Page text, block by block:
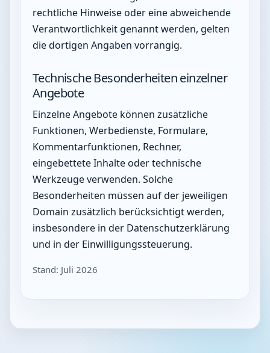
rechtliche Hinweise oder eine abweichende
Verantwortlichkeit genannt werden, gelten
die dortigen Angaben vorrangig.
Technische Besonderheiten einzelner
Angebote
Einzelne Angebote können zusätzliche
Funktionen, Werbedienste, Formulare,
Kommentarfunktionen, Rechner,
eingebettete Inhalte oder technische
Werkzeuge verwenden. Solche
Besonderheiten müssen auf der jeweiligen
Domain zusätzlich berücksichtigt werden,
insbesondere in der Datenschutzerklärung
und in der Einwilligungssteuerung.
Stand: Juli 2026